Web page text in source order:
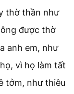
thờ thần như
được thờ
anh em, như
vì họ làm tất
tởm, như thiêu